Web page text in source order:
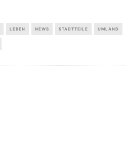
LEBEN NEWS STADTTEILE UMLAND